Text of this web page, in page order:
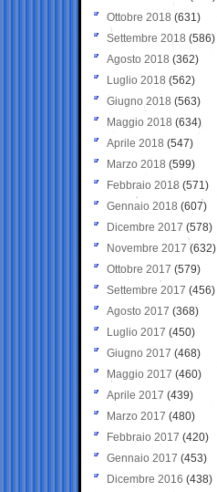
Ottobre 2018 (631)
Settembre 2018 (586)
Agosto 2018 (362)
Luglio 2018 (562)
Giugno 2018 (563)
Maggio 2018 (634)
Aprile 2018 (547)
Marzo 2018 (599)
Febbraio 2018 (571)
Gennaio 2018 (607)
Dicembre 2017 (578)
Novembre 2017 (632)
Ottobre 2017 (579)
Settembre 2017 (456)
Agosto 2017 (368)
Luglio 2017 (450)
Giugno 2017 (468)
Maggio 2017 (460)
Aprile 2017 (439)
Marzo 2017 (480)
Febbraio 2017 (420)
Gennaio 2017 (453)
Dicembre 2016 (438)